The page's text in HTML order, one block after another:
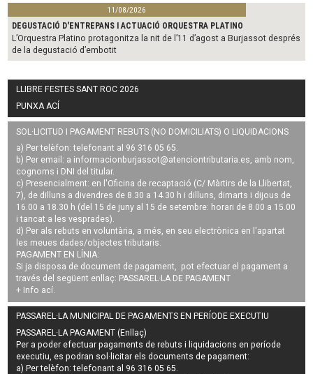
11/08/2026
DEGUSTACIÓ D'ENTREPANS I ACTUACIÓ ORQUESTRA PLATINO
L’Orquestra Platino protagonitza la nit de l’11 d’agost a Burjassot després
de la degustació d’embotit
LLIBRE FESTES SANT ROC 2026
PUNXA ACÍ
SOL·LICITUD I PAGAMENT REBUTS (NO DOMICILIATS) O LIQUIDACIONS
a) Per telèfon: telefonant al 96 316 05 65.
b) Per email: a informacionburjassot@atenciontributaria.es, amb nom,
cognoms i DNI del titular.
c) Presencialment: en l'Oficina de recaptació (C/ Màrtirs de la Llibertat,
7), de dilluns a divendres de 8.30 a 14.30 h i dilluns, dimarts i dijous de
16.00 a 18.30 h (del 15 de juny al 15 de setembre: horari de 8.00 a 15.00
i tancat a les vesprades).
d) Per als rebuts en voluntària, a més, en seu electrònica en l'apartat
les meues dades/objectes tributaris.
PAGAMENT EN LÍNIA:
Si ja disposa de document de pagament, pot efectuar el pagament a
través del següent enllaç: PASSAREL·LA DE PAGAMENT
+ Info ací.
PASSAREL·LA MUNICIPAL DE PAGAMENTS EN PERÍODE EXECUTIU
PASSAREL·LA PAGAMENT (Enllaç)
Per a poder efectuar pagaments derebuts i liquidacions en període
executiu , es podran sol·licitar els documents de pagament:
a) Per telèfon: telefonant al 96 316 05 65.